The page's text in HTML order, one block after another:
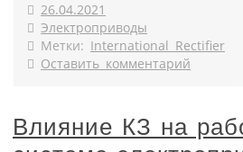
26.04.2021
Электроприводы
Метки: International Rectifier
Оставить комментарий
Влияние КЗ на